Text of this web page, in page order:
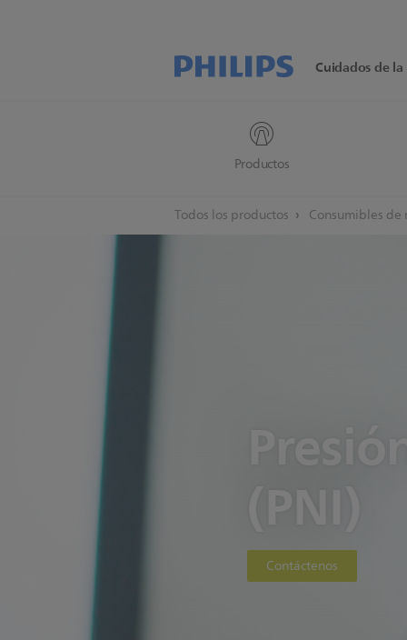
Cuidados de
Productos
Todos los productos Consumibles
(PNI)
Contáctenos